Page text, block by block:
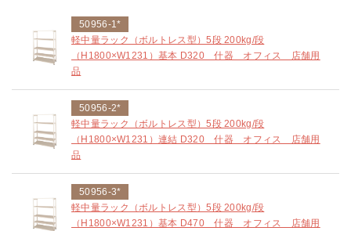
50956-1*
軽中量ラック（ボルトレス型）5段 200kg/段
（H1800×W1231）基本 D320 什器 オフィス 店舗用
品
50956-2*
軽中量ラック（ボルトレス型）5段 200kg/段
（H1800×W1231）連結 D320 什器 オフィス 店舗用
品
50956-3*
軽中量ラック（ボルトレス型）5段 200kg/段
（H1800×W1231）基本 D470 什器 オフィス 店舗用